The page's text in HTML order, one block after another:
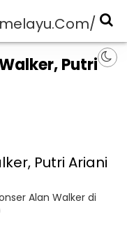
Putri
Alan Walker di